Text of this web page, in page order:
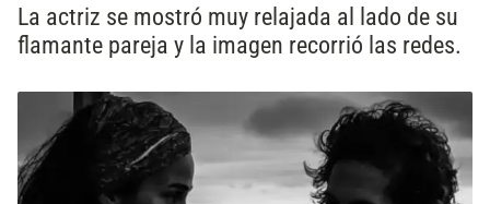
La actriz se mostró muy relajada al lado de su
flamante pareja y la imagen recorrió las redes.